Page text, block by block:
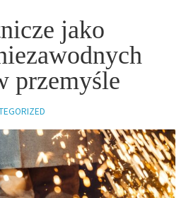
jako
przemyśle